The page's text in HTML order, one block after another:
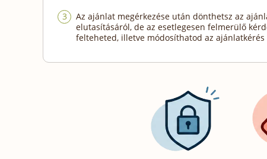
Az ajánlat megérkezése után dönthetsz az
elutasításáról, de az esetlegesen felmerülő
felteheted, illetve módosíthatod az ajánlatkérés